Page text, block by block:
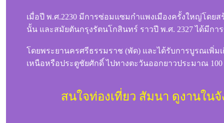
เมื่อปี พ.ศ.2230 มีการซ่อมแซมกำแพงเมืองครั้งใหญ่โดย
นั้น และสมัยตันกรุงรัตนโกสินทร์ ราวปี พ.ศ. 2327 ได้มีก
โดยพระยานครศรีธรรมราช (พัด) และได้รับการบูรณเพิ่ม
เหนือหรือประตูชัยศักดิ์ ไปทางตะวันออกยาวประมาณ 100
สนใจท่องเที่ยว สัมนา ดูงานใน